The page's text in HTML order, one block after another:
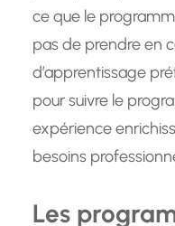
ce que le
pas de prendre en
d’apprentissage
pour suivre le
expérience
besoins
Les